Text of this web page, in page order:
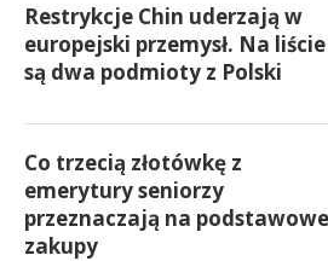
Restrykcje Chin uderzają w
europejski przemysł. Na liście
są dwa podmioty z Polski
Co trzecią złotówkę z
emerytury seniorzy
przeznaczają na podstawowe
zakupy